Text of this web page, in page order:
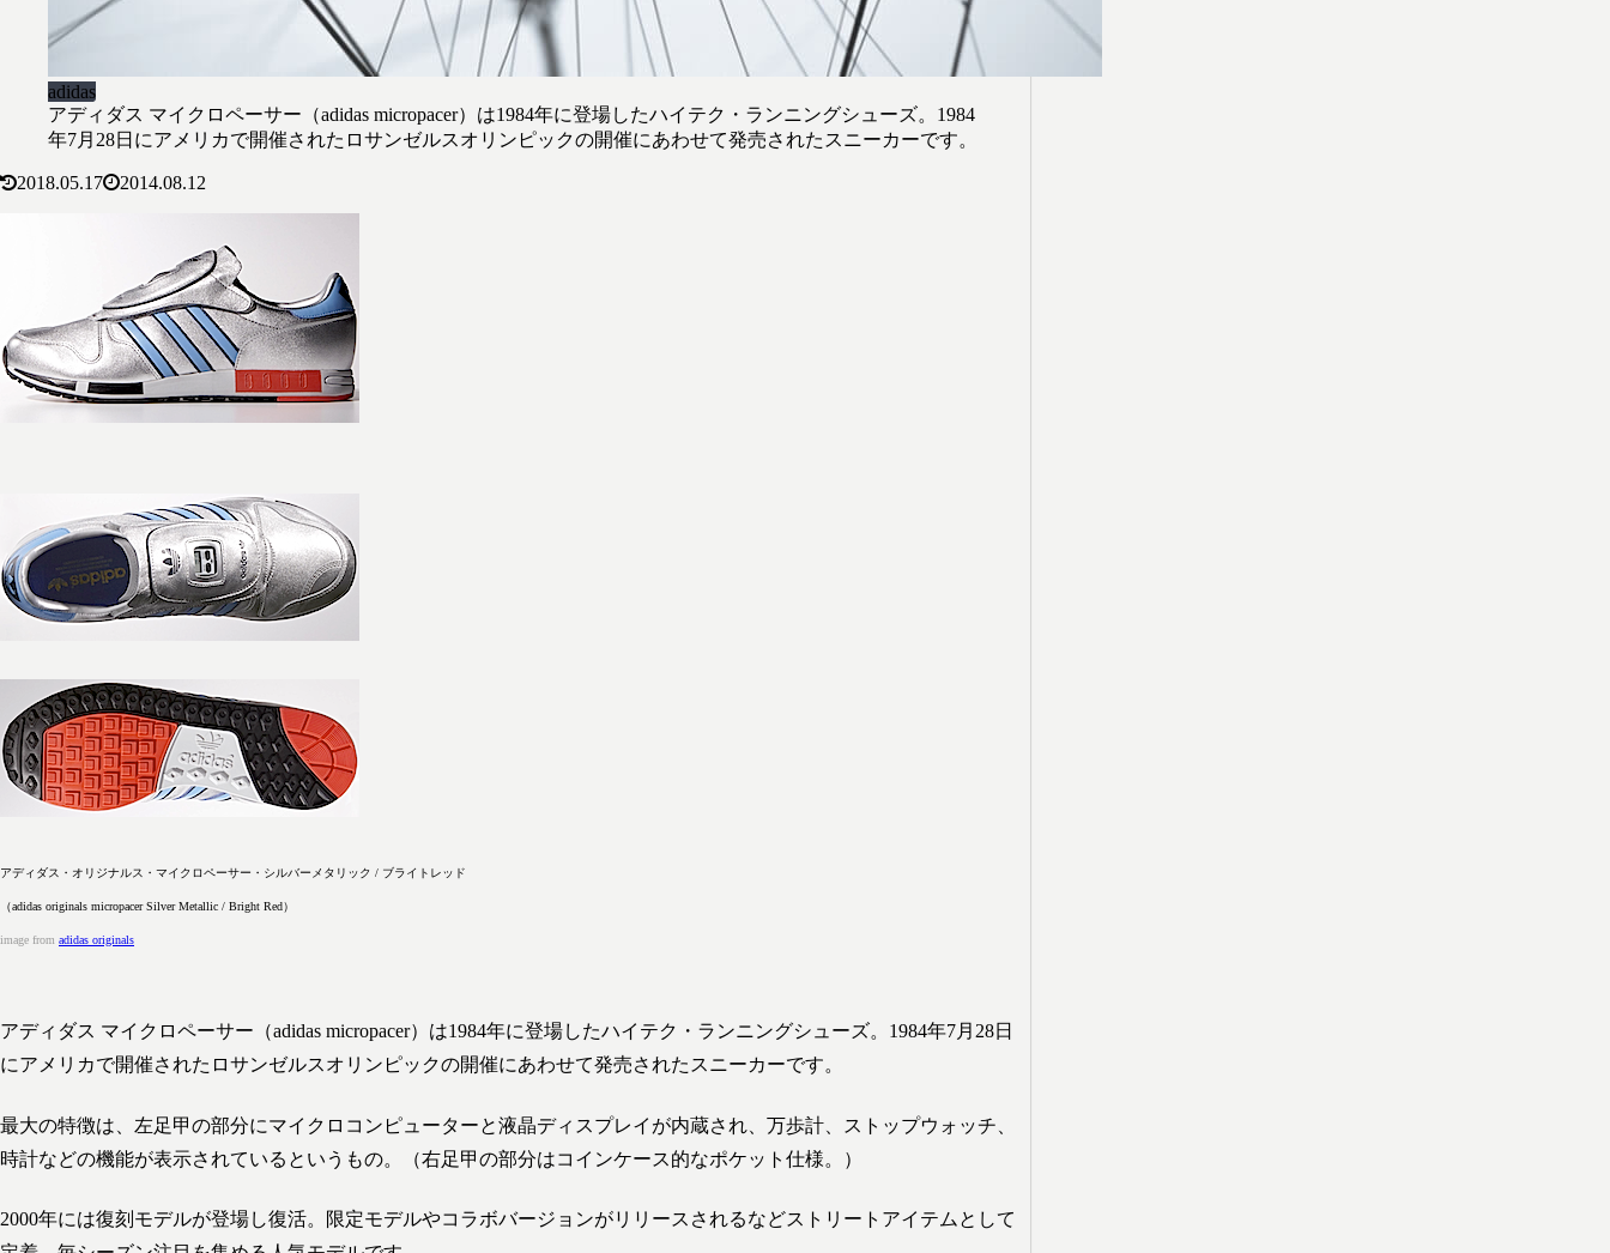
adidas
アディダス マイクロペーサー（adidas micropacer）は1984年に登場したハイテク・ランニングシューズ。1984
年7月28日にアメリカで開催されたロサンゼルスオリンピックの開催にあわせて発売されたスニーカーです。
2018.05.17 2014.08.12
アディダス・オリジナルス・マイクロペーサー・シルバーメタリック / ブライトレッド
（adidas originals micropacer Silver Metallic / Bright Red）
image from adidas originals
アディダス マイクロペーサー（adidas micropacer）は1984年に登場したハイテク・ランニングシューズ。1984年7月28日
にアメリカで開催されたロサンゼルスオリンピックの開催にあわせて発売されたスニーカーです。
最大の特徴は、左足甲の部分にマイクロコンピューターと液晶ディスプレイが内蔵され、万歩計、ストップウォッチ、
時計などの機能が表示されているというもの。（右足甲の部分はコインケース的なポケット仕様。）
2000年には復刻モデルが登場し復活。限定モデルやコラボバージョンがリリースされるなどストリートアイテムとして